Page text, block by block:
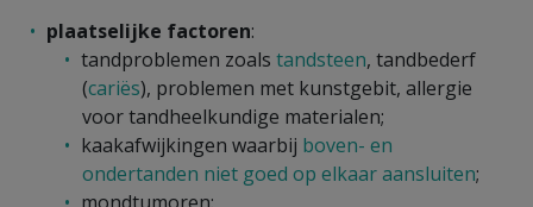
plaatselijke factoren:
tandproblemen zoals tandsteen, tandbederf
(cariës), problemen met kunstgebit, allergie
voor tandheelkundige materialen;
kaakafwijkingen waarbij boven- en
ondertanden niet goed op elkaar aansluiten;
mondtumoren;